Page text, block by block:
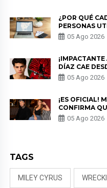
¿POR QUÉ
PERSONAS
PARA
PRIVACIDAD?
05 Ago 2026
DÍAZ CAE
EN “ESTO ES
05 Ago 2026
¡ES OFICIAL!
CONFIRMA
MILETT
PUDO MÁS”
05 Ago 2026
TAGS
MILEY CYRUS